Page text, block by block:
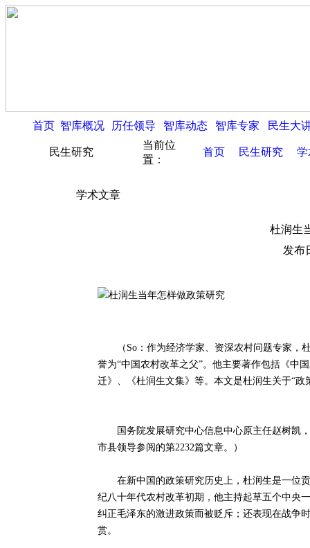
首页 智库概况 历任领导 智库动态 智库专家 民生大
民生研究
当前位
置：
首页 民生研究 学
学术文章
杜润生
发布
（So：作为经济学家、资深农村问题专家，杜
誉为“中国农村改革之父”。他主要著作包括《中
迁》、《杜润生文集》等。本文是杜润生关于“
国务院发展研究中心信息中心原主任赵树凯，
市县领导参阅的第2232篇文章。）
在新中国的政策研究历史上，杜润生是一位贡
纪八十年代农村改革初期，他主持起草五个中央
纠正毛泽东的激进政策而被贬斥；还表现在战争
赏。